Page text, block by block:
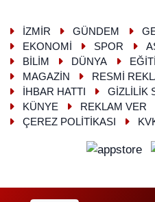
İZMİR GÜNDEM
EKONOMİ
SPOR
BİLİM
DÜNYA
MAGAZİN
RESMİ
İHBAR HATTI
GİZLİLİK
KÜNYE
REKLAM VER
ÇEREZ POLİTİKASI